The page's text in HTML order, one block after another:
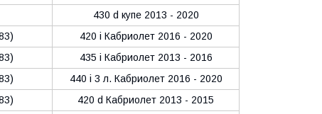
430 d купе 2013 - 2020
420 i Кабриолет 2016 - 2020
435 i Кабриолет 2013 - 2016
440 i 3 л. Кабриолет 2016 - 2020
420 d Кабриолет 2013 - 2015